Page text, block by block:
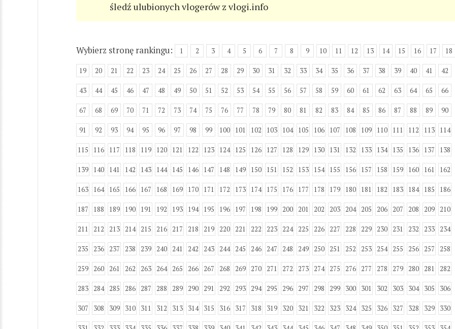
śledź ulubionych vlogerów z vlogi.info
Wybierz stronę rankingu: 1 2 3 4 5 6 7 8 9 10 11 12 13 14 15 16 17 18
19 20 21 22 23 24 25 26 27 28 29 30 31 32 33 34 35 36 37 38 39 40 41 42
43 44 45 46 47 48 49 50 51 52 53 54 55 56 57 58 59 60 61 62 63 64 65 66
67 68 69 70 71 72 73 74 75 76 77 78 79 80 81 82 83 84 85 86 87 88 89 90
91 92 93 94 95 96 97 98 99 100 101 102 103 104 105 106 107 108 109 110 111 112 113 114
115 116 117 118 119 120 121 122 123 124 125 126 127 128 129 130 131 132 133 134 135 136 137 138
139 140 141 142 143 144 145 146 147 148 149 150 151 152 153 154 155 156 157 158 159 160 161 162
163 164 165 166 167 168 169 170 171 172 173 174 175 176 177 178 179 180 181 182 183 184 185 186
187 188 189 190 191 192 193 194 195 196 197 198 199 200 201 202 203 204 205 206 207 208 209 210
211 212 213 214 215 216 217 218 219 220 221 222 223 224 225 226 227 228 229 230 231 232 233 234
235 236 237 238 239 240 241 242 243 244 245 246 247 248 249 250 251 252 253 254 255 256 257 258
259 260 261 262 263 264 265 266 267 268 269 270 271 272 273 274 275 276 277 278 279 280 281 282
283 284 285 286 287 288 289 290 291 292 293 294 295 296 297 298 299 300 301 302 303 304 305 306
307 308 309 310 311 312 313 314 315 316 317 318 319 320 321 322 323 324 325 326 327 328 329 330